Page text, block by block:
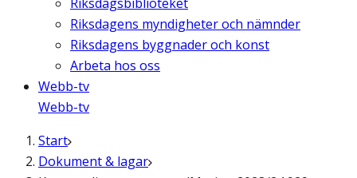
Riksdagens myndigheter och nämnder
Riksdagens byggnader och konst
Arbeta hos oss
Webb-tv
Webb-tv
Start
Dokument & lagar